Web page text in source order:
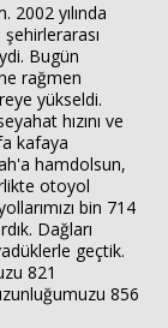
yılında
Bugün
rağmen
yükseldi.
hızını ve
kafaya
hamdolsun,
otoyol
bin 714
Dağları
geçtik.
821
856